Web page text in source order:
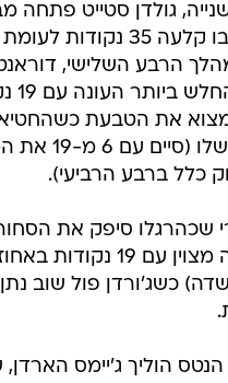
גולדן סטייט פתחה
הרבע השלישי,
את הטבעת
הזריקות
כלל ברבע הרביעי).
שכהרגלו סיפק את
מהשדה) כשג'ורדן פול שוב